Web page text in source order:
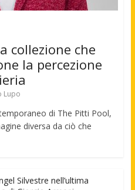
collezione che
la percezione
Lupo
di The Pitti Pool,
diversa da ciò che
Silvestre nell’ultima